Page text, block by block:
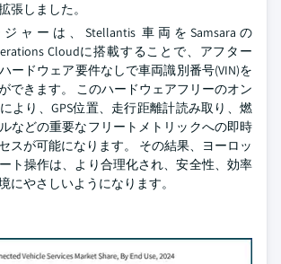
張しました。
ャーは、Stellantis 車両をSamsaraの
Cloudに搭載することで、アフター
ードウェア要件なしで車両識別番号(VIN)を
できます。 このハードウェアフリーのオン
より、GPS位置、走行距離計読み取り、燃
などの重要なフリートメトリックへの即時
スが可能になります。 その結果、ヨーロッ
ト操作は、より合理化され、安全性、効率
にやさしいようになります。